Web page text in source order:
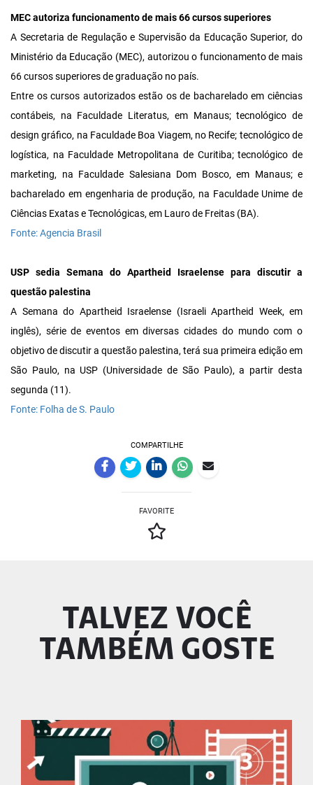
MEC autoriza funcionamento de mais 66 cursos superiores
A Secretaria de Regulação e Supervisão da Educação Superior, do
Ministério da Educação (MEC), autorizou o funcionamento de mais
66 cursos superiores de graduação no país.
Entre os cursos autorizados estão os de bacharelado em ciências
contábeis, na Faculdade Literatus, em Manaus; tecnológico de
design gráfico, na Faculdade Boa Viagem, no Recife; tecnológico de
logística, na Faculdade Metropolitana de Curitiba; tecnológico de
marketing, na Faculdade Salesiana Dom Bosco, em Manaus; e
bacharelado em engenharia de produção, na Faculdade Unime de
Ciências Exatas e Tecnológicas, em Lauro de Freitas (BA).
Fonte: Agencia Brasil
USP sedia Semana do Apartheid Israelense para discutir a
questão palestina
A Semana do Apartheid Israelense (Israeli Apartheid Week, em
inglês), série de eventos em diversas cidades do mundo com o
objetivo de discutir a questão palestina, terá sua primeira edição em
São Paulo, na USP (Universidade de São Paulo), a partir desta
segunda (11).
Fonte: Folha de S. Paulo
COMPARTILHE
FAVORITE
TALVEZ VOCÊ
TAMBÉM GOSTE